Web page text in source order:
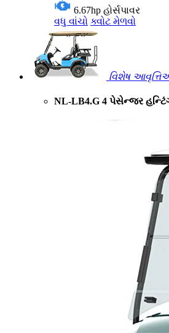
6.67hp હોર્સપાવર
વધુ વાંચો ક્વોટ મેળવો
વિશેષ
NL-LB4.G 4 પેસેન્જર હન્ટિંગ